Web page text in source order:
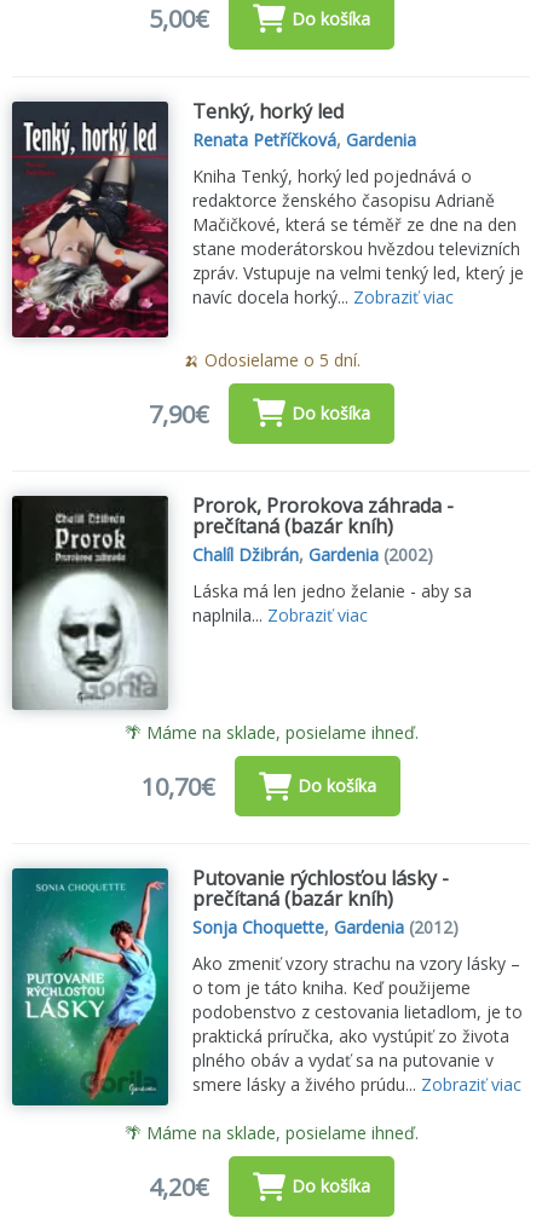
5,00€ Do košíka
Tenký, horký led
Renata Petříčková,Gardenia
Kniha Tenký, horký led pojednává o
redaktorce ženského časopisu Adrianě
Mačičkové, která se téměř ze dne na den
stane moderátorskou hvězdou televizních
zpráv. Vstupuje na velmi tenký led, který je
navíc docela horký... Zobraziť viac
🍌 Odosielame o 5 dní.
7,90€ Do košíka
Prorok, Prorokova záhrada -
prečítaná (bazár kníh)
Chalíl Džibrán,Gardenia (2002)
Láska má len jedno želanie - aby sa
naplnila... Zobraziť viac
🌴 Máme na sklade, posielame ihneď.
10,70€ Do košíka
Putovanie rýchlosťou lásky -
prečítaná (bazár kníh)
Sonja Choquette,Gardenia (2012)
Ako zmeniť vzory strachu na vzory lásky –
o tom je táto kniha. Keď použijeme
podobenstvo z cestovania lietadlom, je to
praktická príručka, ako vystúpiť zo života
plného obáv a vydať sa na putovanie v
smere lásky a živého prúdu... Zobraziť viac
🌴 Máme na sklade, posielame ihneď.
4,20€ Do košíka